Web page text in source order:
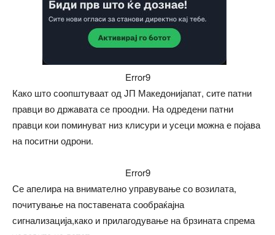
Error9
Како што соопштуваат од ЈП Македонијапат, сите патни
правци во државата се проодни. На одредени патни
правци кои поминуват низ клисури и усеци можна е појава
на поситни одрони.
Error9
Се апелира на внимателно управување со возилата,
почитување на поставената сообраќајна
сигнализација,како и прилагодување на брзината спрема